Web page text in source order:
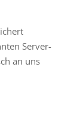
Server-
an uns